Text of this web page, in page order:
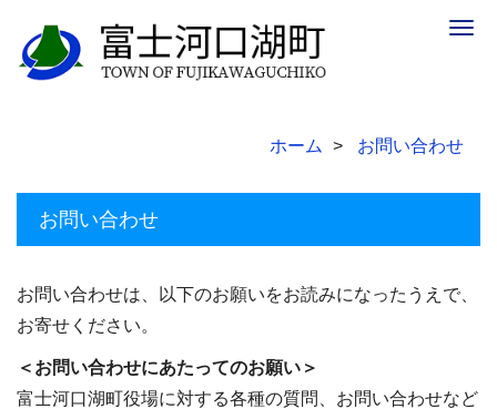
ホーム お問い合わせ
お問い合わせ
お問い合わせは、以下のお願いをお読みになったうえで、
お寄せください。
＜お問い合わせにあたってのお願い＞
富士河口湖町役場に対する各種の質問、お問い合わせなど